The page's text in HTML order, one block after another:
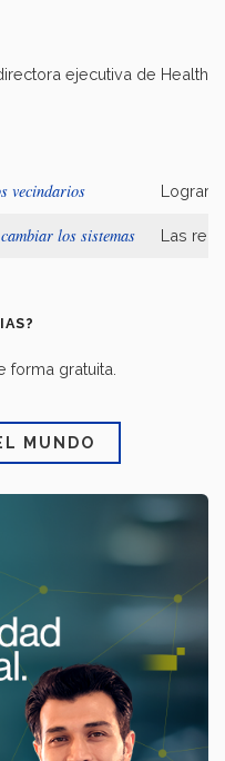
ejecutiva de
vecindarios Lograr
los sistemas Las
forma gratuita.
MUNDO